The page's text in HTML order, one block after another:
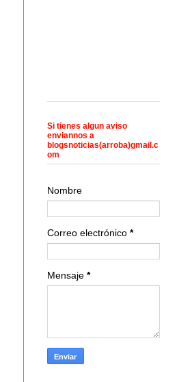
Si tienes algun aviso
enviannos a
blogsnoticias(arroba)gmail.c
om
Nombre
Correo electrónico *
Mensaje *